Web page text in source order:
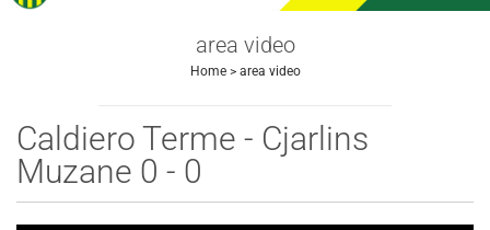
area video
Home> area video
Caldiero Terme - Cjarlins
Muzane 0 - 0